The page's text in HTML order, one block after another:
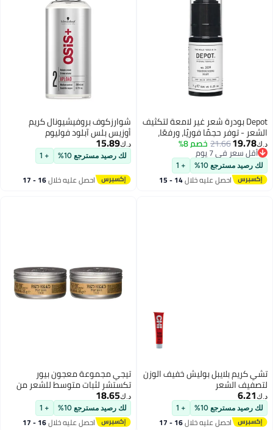
Depot بودرة شعر غير لامعة لتكثيف
الشعر - توفر حجمًا فوريًا، ورفعًا،
وملمسًا، وتخلق إحساسًا خشنًا
لتسريحات سهلة (7 جرام)
د.ك‏19.78
21.66خصم 8%
أقل سعر في 7 يوم
أقل سعر في 7 يوم
لك رصيد مسترجع 10% + 1
احصل عليه خلال 14 - 15
شوارزكوف بروفيشيونال كريم
أوزيس بلس آبلود فوليوم
200ملليلتر
د.ك‏15.89
لك رصيد مسترجع 10% + 1
احصل عليه خلال 16 - 17
تشي كريم بلايبل بوليش خفيف الوزن
لتصفيف الشعر
د.ك‏6.21
لك رصيد مسترجع 10% + 1
احصل عليه خلال 16 - 17
تيجي مجموعة معجون بيور
تكستشر لثبات متوسط للشعر من
تشكيلة بيد هيد مكونة من قطعتين
83x2جرام
د.ك‏18.65
لك رصيد مسترجع 10% + 1
احصل عليه خلال 16 - 17